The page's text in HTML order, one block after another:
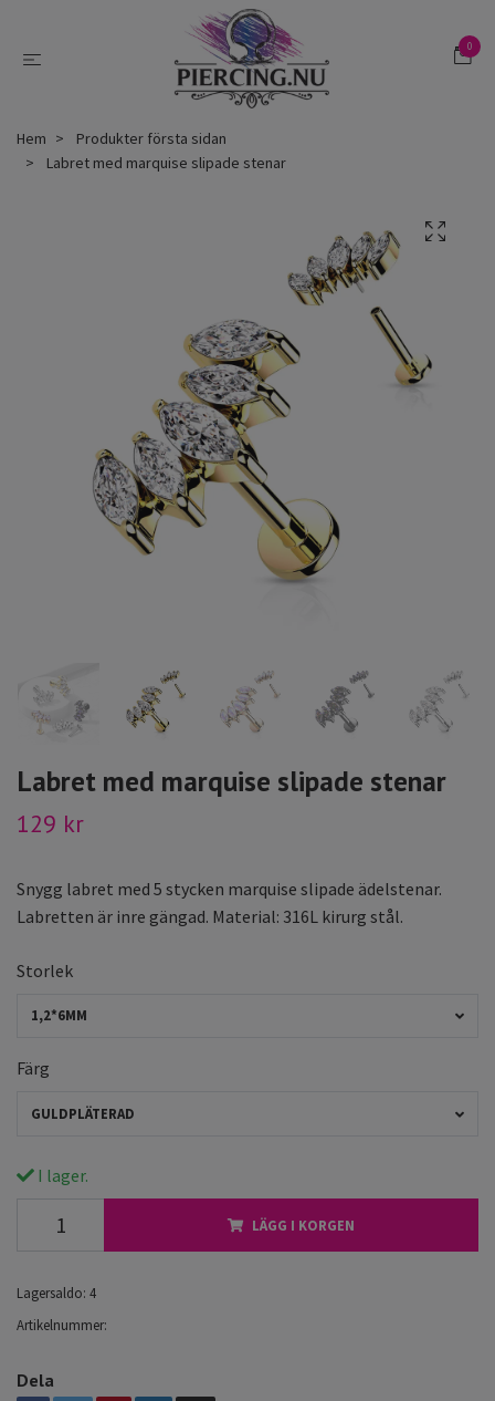
0
Hem
Produkter första sidan
Labret med marquise slipade stenar
Labret med marquise slipade stenar
129 kr
Snygg labret med 5 stycken marquise slipade ädelstenar.
Labretten är inre gängad. Material: 316L kirurg stål.
Storlek
1,2*6MM
Färg
GULDPLÄTERAD
I lager.
LÄGG I KORGEN
Lagersaldo: 4
Artikelnummer:
Dela